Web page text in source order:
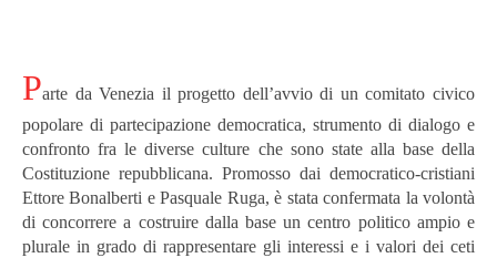
Parte da Venezia il progetto dell’avvio di un comitato civico
popolare di partecipazione democratica, strumento di dialogo e
confronto fra le diverse culture che sono state alla base della
Costituzione repubblicana. Promosso dai democratico-cristiani
Ettore Bonalberti e Pasquale Ruga, è stata confermata la volontà
di concorrere a costruire dalla base un centro politico ampio e
plurale in grado di rappresentare gli interessi e i valori dei ceti